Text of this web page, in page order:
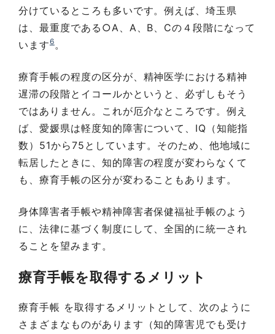
分けているところも多いです。例えば、埼玉県
は、最重度である○A、A、B、Cの４段階になって
います6。
療育手帳の程度の区分が、精神医学における精神
遅滞の段階とイコールかというと、必ずしもそう
ではありません。これが厄介なところです。例え
ば、愛媛県は軽度知的障害について、IQ（知能指
数）51から75としています。そのため、他地域に
転居したときに、知的障害の程度が変わらなくて
も、療育手帳の区分が変わることもあります。
身体障害者手帳や精神障害者保健福祉手帳のよう
に、法律に基づく制度にして、全国的に統一され
ることを望みます。
療育手帳を取得するメリット
療育手帳 を取得するメリットとして、次のように
さまざまなものがあります（知的障害児でも受け